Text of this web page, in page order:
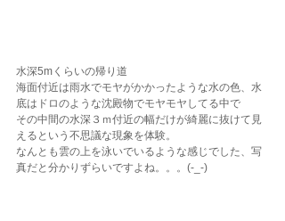
水深5mくらいの帰り道
海面付近は雨水でモヤがかかったような水の色、水
底はドロのような沈殿物でモヤモヤしてる中で
その中間の水深３ｍ付近の幅だけが綺麗に抜けて見
えるという不思議な現象を体験。
なんとも雲の上を泳いでいるような感じでした、写
真だと分かりずらいですよね。。。(-_-)